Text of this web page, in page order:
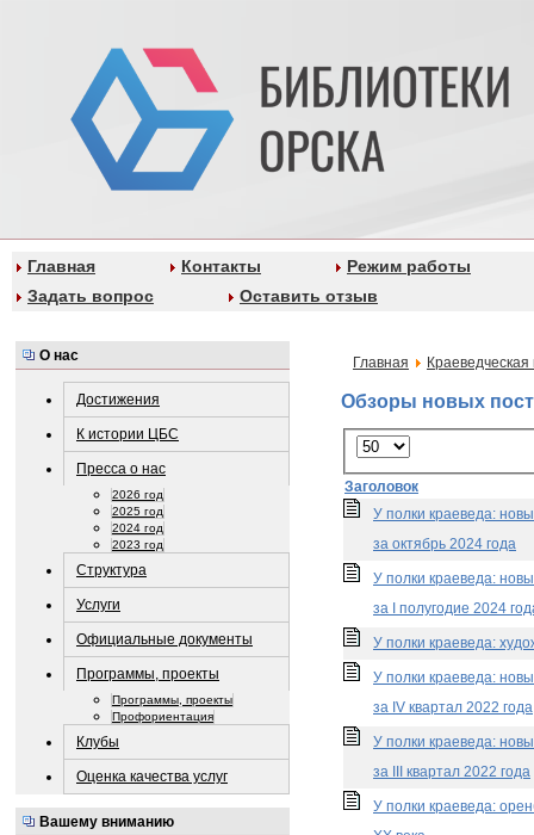
Главная Контакты
Режим работы
Задать вопрос
Оставить отзыв
О нас
Достижения
К истории ЦБС
Пресса о нас
2026 год
2025 год
2024 год
2023 год
Структура
Услуги
Официальные документы
Программы, проекты
Программы, проекты
Профориентация
Клубы
Оценка качества услуг
Вашему вниманию
Главная Краеведческая
Обзоры новых
Заголовок
У полки краеведа:
за октябрь 2024 года
У полки краеведа:
за I полугодие 2024
У полки краеведа:
У полки краеведа:
за IV квартал 2022 года
У полки краеведа:
за III квартал 2022 года
У полки краеведа: